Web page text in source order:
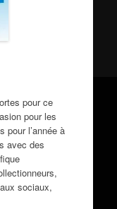
pour ce
pour les
pour l’année à
avec des
sociaux,